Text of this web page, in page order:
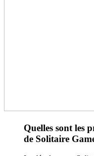
Quelles sont les
de Solitaire